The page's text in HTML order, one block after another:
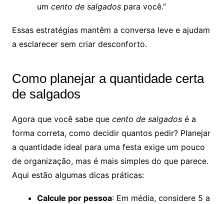
um cento de salgadospara você.”
Essas estratégias mantêm a conversa leve e ajudam
a esclarecer sem criar desconforto.
Como planejar a quantidade certa
de salgados
Agora que você sabe que cento de salgadosé a
forma correta, como decidir quantos pedir? Planejar
a quantidade ideal para uma festa exige um pouco
de organização, mas é mais simples do que parece.
Aqui estão algumas dicas práticas:
Calcule por pessoa: Em média, considere 5 a